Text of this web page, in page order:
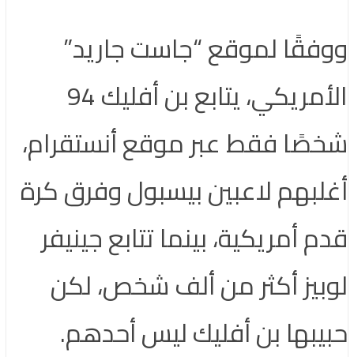
ووفقًا لموقع “جاست جاريد”
الأمريكي، يتابع بن أفليك 94
شخصًا فقط عبر موقع أنستقرام،
أغلبهم لاعبين بيسبول وفرق كرة
قدم أمريكية، بينما تتابع جينيفر
لوبيز أكثر من ألف شخص، لكن
حبيبها بن أفليك ليس أحدهم.